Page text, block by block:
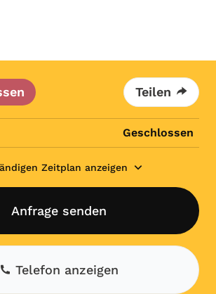
Teilen
Geschlossen
Zeitplan anzeigen
Anfrage senden
Telefon anzeigen